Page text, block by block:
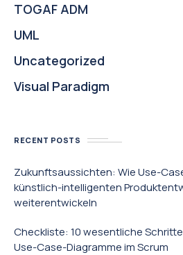
TOGAF ADM
UML
Uncategorized
Visual Paradigm
RECENT POSTS
Zukunftsaussichten: Wie Use-
künstlich-intelligenten
weiterentwickeln
Checkliste: 10 wesentliche
Use-Case-Diagramme im Scrum